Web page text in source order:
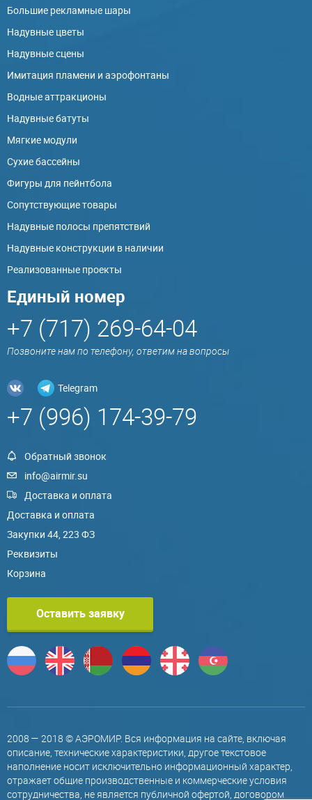
Большие рекламные шары
Надувные цветы
Надувные сцены
Имитация пламени и аэрофонтаны
Водные аттракционы
Надувные батуты
Мягкие модули
Сухие бассейны
Фигуры для пейнтбола
Сопутствующие товары
Надувные полосы препятствий
Надувные конструкции в наличии
Реализованные проекты
Единый номер
+7 (717) 269-64-04
Позвоните нам по телефону, ответим на вопросы
Telegram
+7 (996) 174-39-79
Обратный звонок
info@airmir.su
Доставка и оплата
Доставка и оплата
Закупки 44, 223 ФЗ
Реквизиты
Корзина
Оставить заявку
2008 — 2018 © АЭРОМИР. Вся информация на сайте, включая
описание, технические характеристики, другое текстовое
наполнение носит исключительно информационный характер,
отражает общие производственные и коммерческие условия
сотрудничества, не является публичной офертой, договором